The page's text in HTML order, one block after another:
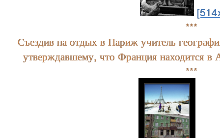
***
Съездив на отдых в Париж учитель
утверждавшему, что Франция находится в
***